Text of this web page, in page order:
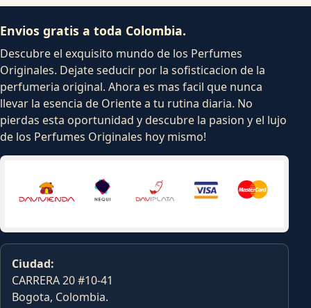
Envios gratis a toda Colombia.
Descubre el exquisito mundo de los Perfumes
Originales. Dejate seducir por la sofisticacion de la
perfumeria original. Ahora es mas facil que nunca
llevar la esencia de Oriente a tu rutina diaria. No
pierdas esta oportunidad y descubre la pasion y el lujo
de los Perfumes Originales hoy mismo!
Ciudad:
CARRERA 20 #10-41
Bogota, Colombia.